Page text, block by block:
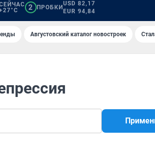
2 ПРОБКИ
USD 82,17
EUR 94,84
Августовский каталог новостроек